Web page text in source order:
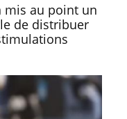
mis au point un
de distribuer